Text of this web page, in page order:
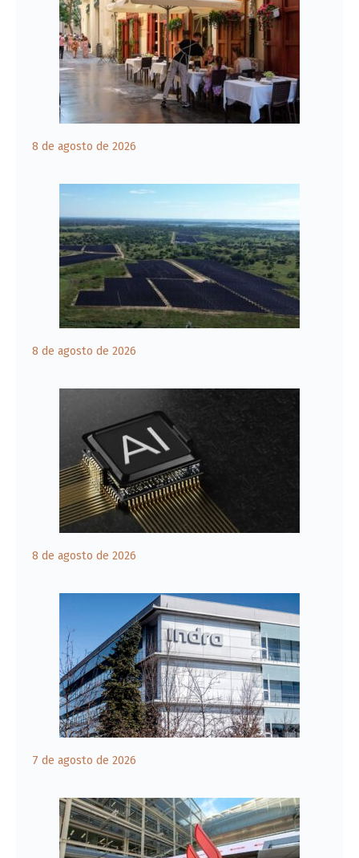
8 de agosto de 2026
8 de agosto de 2026
8 de agosto de 2026
7 de agosto de 2026